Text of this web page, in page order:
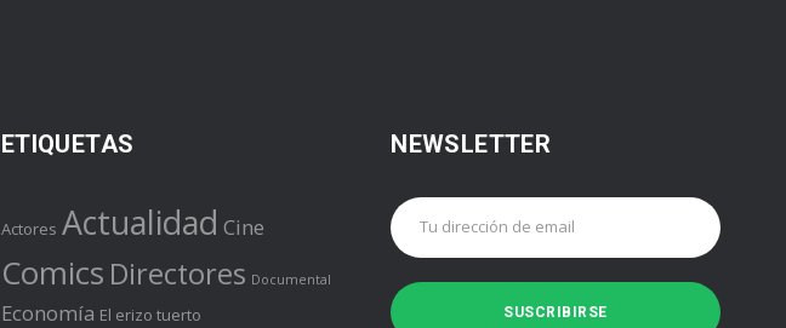
ETIQUETAS
Actores Actualidad Cine
Comics Directores Documental
Economía El erizo tuerto
NEWSLETTER